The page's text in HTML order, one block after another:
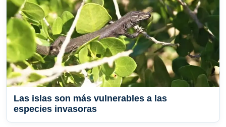
Las islas son más vulnerables a las
especies invasoras